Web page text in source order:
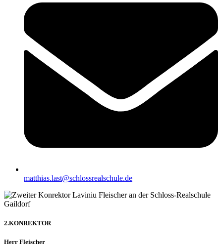
matthias.last@schlossrealschule.de
2.KONREKTOR
Herr Fleischer